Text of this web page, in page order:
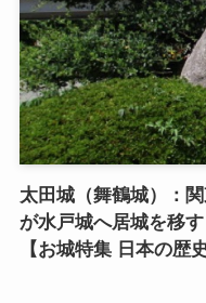
太田城（舞鶴城）：
が水戸城へ居城を移
【お城特集 日本の歴史